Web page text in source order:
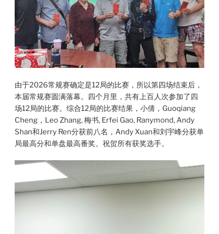
由于2026常规赛确定是12局的比赛，所以第四场结束后，
本届常规赛圆满落幕。四个月里，共有上百人次参加了四
场12局的比赛。综合12局的比赛结果，小倩，Guoqiang
Cheng，Leo Zhang, 梅书, Erfei Gao, Ranymond, Andy
Shan和Jerry Ren分获前八名，Andy Xuan和刘宇峰分获单
局最高分和单盘最高番奖。祝贺所有获奖选手。